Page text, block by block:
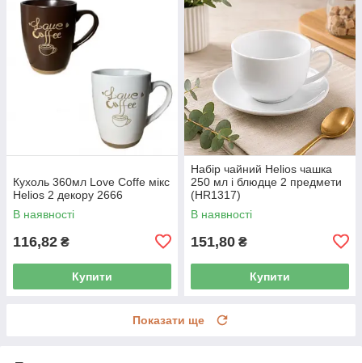
Кухоль 360мл Love Coffe мікс
Helios 2 декору 2666
В наявності
116,82 ₴
Купити
Набір чайний Helios чашка
250 мл і блюдце 2 предмети
(HR1317)
В наявності
151,80 ₴
Купити
Показати ще